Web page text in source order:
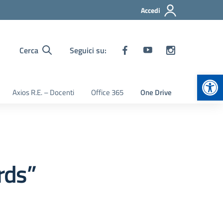
Accedi
Cerca Seguici su:
Axios R.E. – Docenti Office 365 One Drive